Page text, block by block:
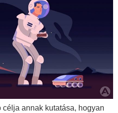
annak kutatása, hogyan